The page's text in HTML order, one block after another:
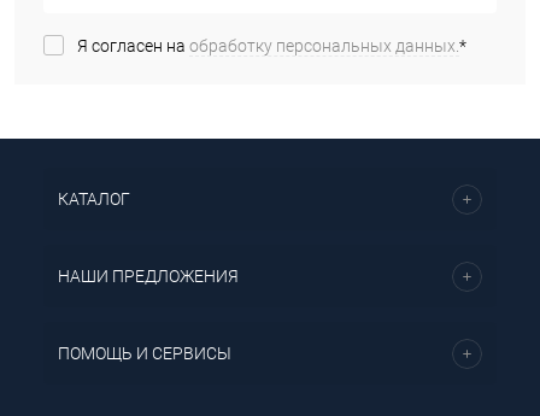
Я согласен на обработку персональных данных.*
КАТАЛОГ
НАШИ ПРЕДЛОЖЕНИЯ
ПОМОЩЬ И СЕРВИСЫ